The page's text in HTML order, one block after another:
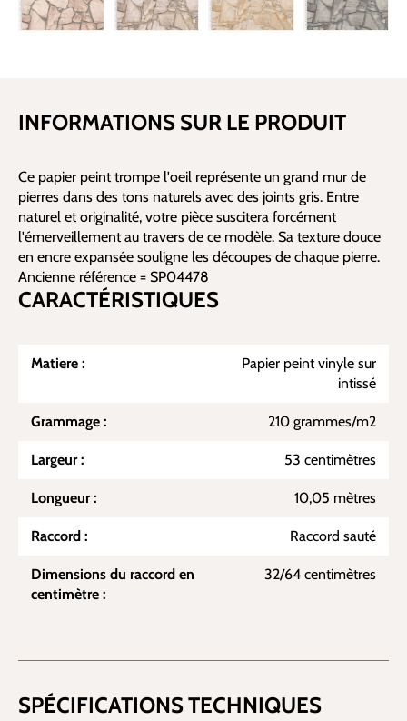
INFORMATIONS SUR LE PRODUIT
Ce papier peint trompe l'oeil représente un grand mur de
pierres dans des tons naturels avec des joints gris. Entre
naturel et originalité, votre pièce suscitera forcément
l'émerveillement au travers de ce modèle. Sa texture douce
en encre expansée souligne les découpes de chaque pierre.
Ancienne référence = SP04478
CARACTÉRISTIQUES
Matiere :
Papier peint vinyle sur
intissé
Grammage : 210 grammes/m2
Largeur : 53 centimètres
Longueur : 10,05 mètres
Raccord : Raccord sauté
Dimensions du raccord en
centimètre :
32/64 centimètres
SPÉCIFICATIONS TECHNIQUES